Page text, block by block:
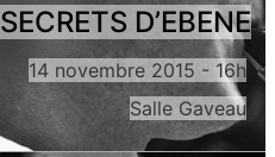
SECRETS D’EBENE
14 novembre 2015 - 16h
Salle Gaveau